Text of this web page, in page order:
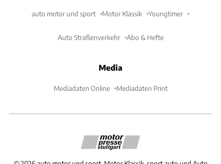
auto motor und sport Motor Klassik Youngtimer
Auto Straßenverkehr Abo & Hefte
Media
Mediadaten Online Mediadaten Print